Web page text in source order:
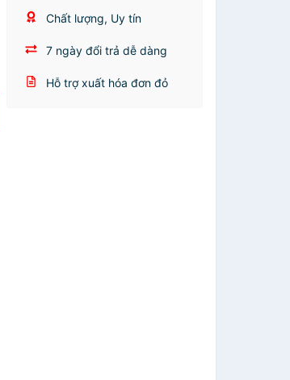
Chất lượng, Uy tín
7 ngày đổi trả dễ dàng
Hỗ trợ xuất hóa đơn đỏ